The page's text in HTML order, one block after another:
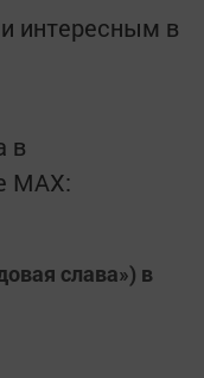
интересным в
в
MАХ:
слава») в